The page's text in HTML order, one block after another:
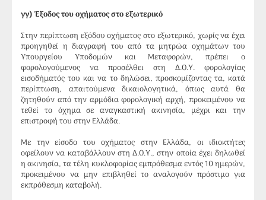
γγ) Έξοδος του οχήματος στο εξωτερικό
Στην περίπτωση εξόδου οχήματος στο εξωτερικό, χωρίς να έχει
προηγηθεί η διαγραφή του από τα μητρώα οχημάτων του
Υπουργείου Υποδομών και Μεταφορών, πρέπει ο
φορολογούμενος να προσέλθει στη Δ.Ο.Υ. φορολογίας
εισοδήματός του και να το δηλώσει, προσκομίζοντας τα, κατά
περίπτωση, απαιτούμενα δικαιολογητικά, όπως αυτά θα
ζητηθούν από την αρμόδια φορολογική αρχή, προκειμένου να
τεθεί το όχημα σε αναγκαστική ακινησία, μέχρι και την
επιστροφή του στην Ελλάδα.
Με την είσοδο του οχήματος στην Ελλάδα, οι ιδιοκτήτες
οφείλουν να καταβάλλουν στη Δ.Ο.Υ., στην οποία έχει δηλωθεί
η ακινησία, τα τέλη κυκλοφορίας εμπρόθεσμα εντός 10 ημερών,
προκειμένου να μην επιβληθεί το αναλογούν πρόστιμο για
εκπρόθεσμη καταβολή.